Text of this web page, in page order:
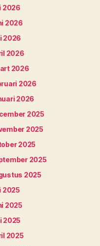
2026
2026
2026
2026
2026
2026
2026
2025
2025
2025
2025
2025
2025
2025
2025
2025